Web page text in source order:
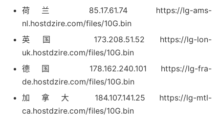
荷兰 85.17.61.74 https://lg-ams-
nl.hostdzire.com/files/10G.bin
英国 173.208.51.52 https://lg-lon-
uk.hostdzire.com/files/10G.bin
德国 178.162.240.101 https://lg-fra-
de.hostdzire.com/files/10G.bin
加拿大 184.107.141.25 https://lg-mtl-
ca.hostdzire.com/files/10G.bin